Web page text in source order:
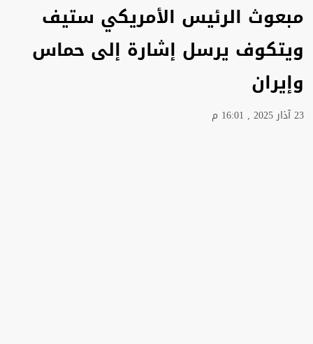
مبعوث الرئيس الأمريكي ستيف
ويتكوف يرسل إشارة إلى حماس
وإيران
23 آذار 2025 , 16:01 م